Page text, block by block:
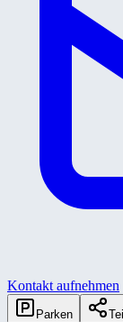
Kontakt aufnehmen
Parken